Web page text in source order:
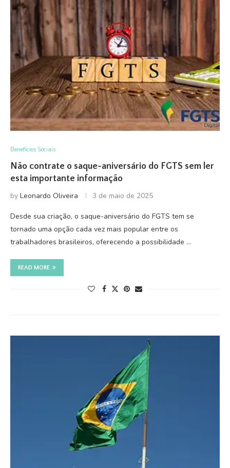
Benefícios Sociais
Não contrate o saque-aniversário do FGTS sem ler
esta importante informação
by Leonardo Oliveira 3 de maio de 2025
Desde sua criação, o saque-aniversário do FGTS tem se
tornado uma opção cada vez mais popular entre os
trabalhadores brasileiros, oferecendo a possibilidade …
READ MORE